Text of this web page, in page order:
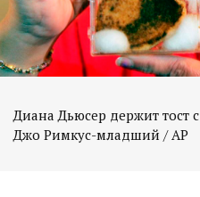
Диана Дьюсер держит
Джо Римкус-младший / AP